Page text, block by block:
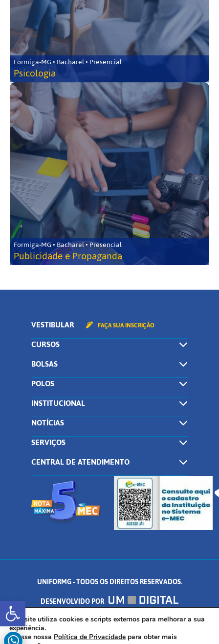
Abrir a barra de ferramentas
Formiga-MG • Bacharel • Presencial
Psicologia
Formiga-MG • Bacharel • Presencial
Publicidade e Propaganda
VESTIBULAR FAÇA SUA INSCRIÇÃO
CURSOS
BOLSAS
POLOS
INSTITUCIONAL
NOTÍCIAS
SERVIÇOS
CENTRAL DE ATENDIMENTO
UNIFORMG - TODOS OS DIREITOS RESERVADOS.
DESENVOLVIDO POR
AV. DR. ARNALDO DE SENNA, 328 - PALMEIRAS, FORMIGA/MG - CEP:
35.574.530
Este site utiliza cookies e scripts externos para melhorar a sua
experiência.
Acesse nossa Política de Privacidade para obter mais